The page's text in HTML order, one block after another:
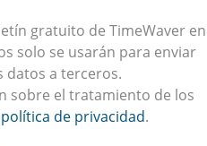
gratuito de TimeWaver en
solo se usarán para enviar
datos a terceros.
sobre el tratamiento de los
política de privacidad.